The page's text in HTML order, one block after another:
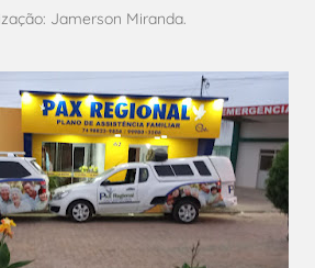
Jamerson Miranda.